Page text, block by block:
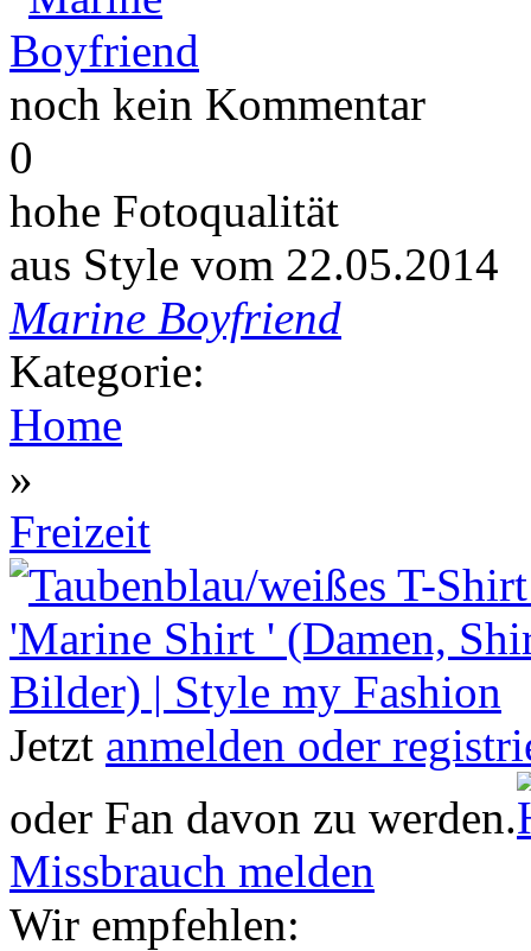
noch kein Kommentar
0
hohe Fotoqualität
aus Style vom 22.05.2014
Marine Boyfriend
Kategorie:
Home
»
Freizeit
Jetzt anmelden oder
oder Fan davon zu werden.
Missbrauch melden
Wir empfehlen: